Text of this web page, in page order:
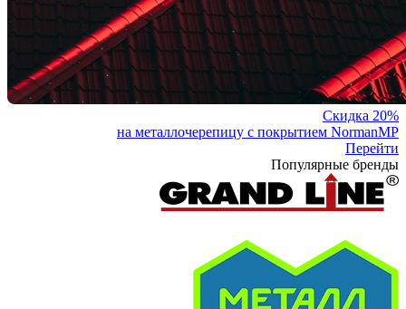
Скидка 20%
на металлочерепицу с покрытием NormanMP
Перейти
Популярные бренды